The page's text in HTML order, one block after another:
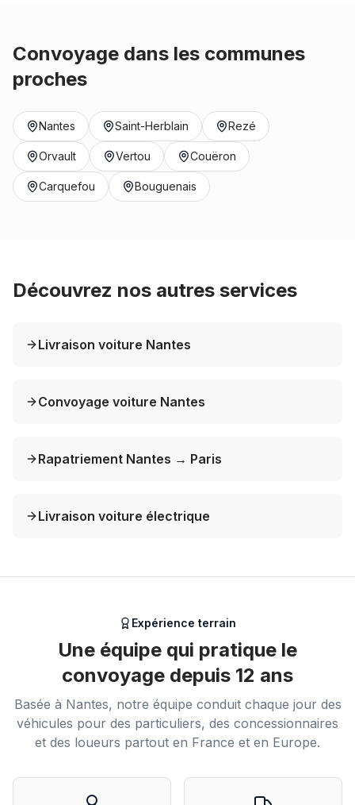
Convoyage dans les communes
proches
Nantes Saint-Herblain Rezé
Orvault Vertou Couëron
Carquefou Bouguenais
Découvrez nos autres services
Livraison voiture Nantes
Convoyage voiture Nantes
Rapatriement Nantes → Paris
Livraison voiture électrique
Expérience terrain
Une équipe qui pratique le
convoyage depuis 12 ans
Basée à Nantes, notre équipe conduit chaque jour des
véhicules pour des particuliers, des concessionnaires
et des loueurs partout en France et en Europe.